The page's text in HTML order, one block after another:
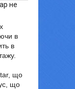
не
в
в
що
що